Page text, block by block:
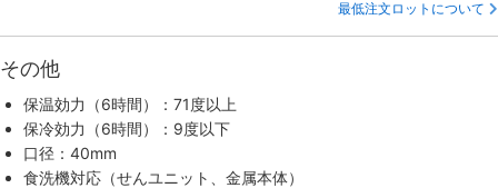
最低注文ロットについて
その他
保温効力（6時間）：71度以上
保冷効力（6時間）：9度以下
口径：40mm
食洗機対応（せんユニット、金属本体）